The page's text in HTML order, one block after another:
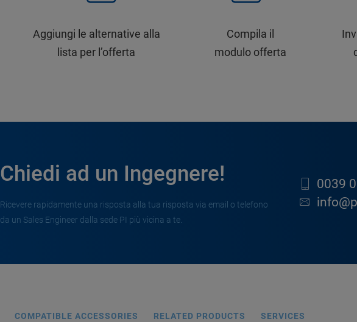
Aggiungi le alternative alla
lista per l’offerta
Compila il
modulo offerta
Chiedi ad un Ingegnere!
Ricevere rapidamente una risposta alla tua risposta via email o telefono
da un Sales Engineer dalla sede PI più vicina a te.
0039
COMPATIBLE ACCESSORIES RELATED PRODUCTS SERVICES